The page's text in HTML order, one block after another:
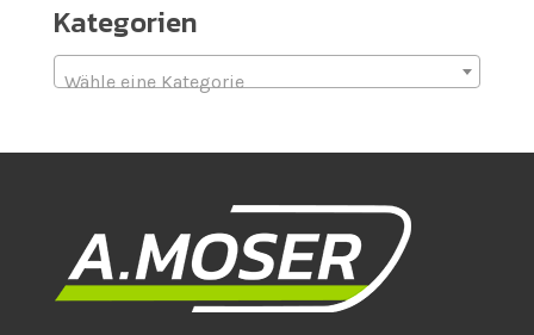
Kategorien
Wähle eine Kategorie